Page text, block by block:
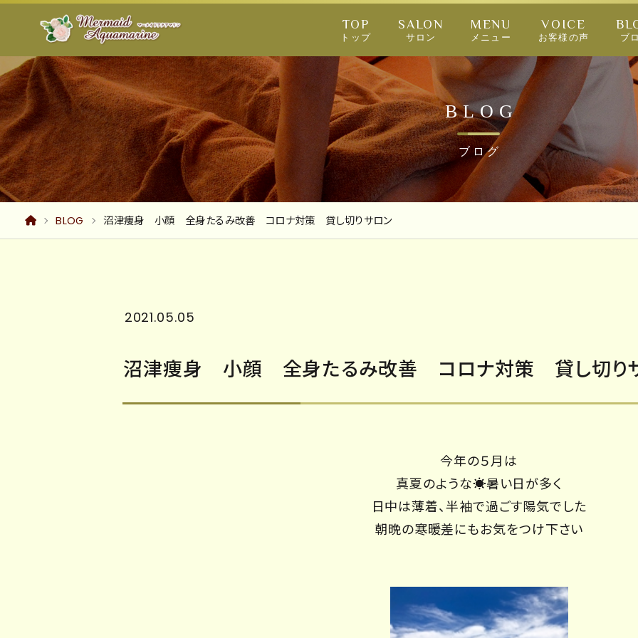
TOP
トップ
SALON
サロン
MENU
メニュー
VOICE
お客様の声 ブ
BLOG
ブログ
BLOG 沼津痩身 小顔 全身たるみ改善 コロナ対策 貸し切りサロン
2021.05.05
沼津痩身 小顔 全身たるみ改善 コロナ対策 貸し切り
今年の５月は
真夏のような☀暑い日が多く
日中は薄着、半袖で過ごす陽気でした
朝晩の寒暖差にもお気をつけ下さい